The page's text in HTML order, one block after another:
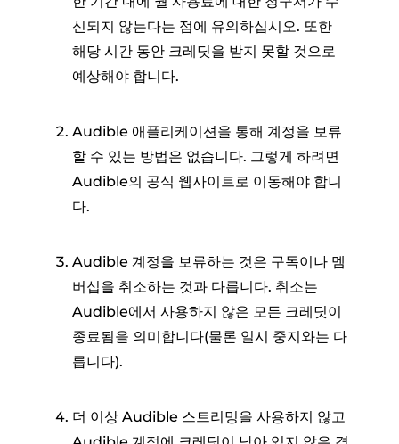
신되지 않는다는 점에 유의하십시오. 또한
해당 시간 동안 크레딧을 받지 못할 것으로
예상해야 합니다.
Audible 애플리케이션을 통해 계정을 보류
할 수 있는 방법은 없습니다. 그렇게 하려면
Audible의 공식 웹사이트로 이동해야 합니
다.
Audible 계정을 보류하는 것은 구독이나 멤
버십을 취소하는 것과 다릅니다. 취소는
Audible에서 사용하지 않은 모든 크레딧이
종료됨을 의미합니다(물론 일시 중지와는 다
릅니다).
더 이상 Audible 스트리밍을 사용하지 않고